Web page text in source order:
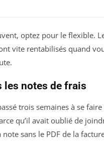
optez pour le flexible.
vite rentabilisés quand
les notes de frais
trois semaines à se faire
qu’il avait oublié de
sans le PDF de la